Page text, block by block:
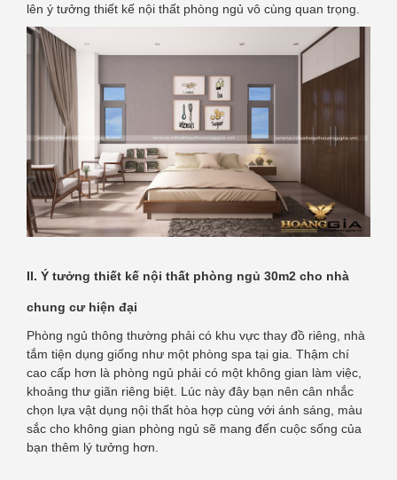
lên ý tưởng thiết kế nội thất phòng ngủ vô cùng quan trọng.
II. Ý tưởng thiết kế nội thất phòng ngủ 30m2 cho nhà
chung cư hiện đại
Phòng ngủ thông thường phải có khu vực thay đồ riêng, nhà
tắm tiện dụng giống như một phòng spa tại gia. Thậm chí
cao cấp hơn là phòng ngủ phải có một không gian làm việc,
khoảng thư giãn riêng biệt. Lúc này đây bạn nên cân nhắc
chọn lựa vật dụng nội thất hòa hợp cùng với ánh sáng, màu
sắc cho không gian phòng ngủ sẽ mang đến cuộc sống của
bạn thêm lý tưởng hơn.